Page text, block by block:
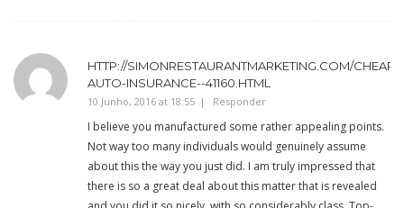
HTTP://SIMONRESTAURANTMARKETING.COM/CHEAP-
AUTO-INSURANCE--41160.HTML
10 Junho, 2016 at 18:55 Responder
I believe you manufactured some rather appealing points.
Not way too many individuals would genuinely assume
about this the way you just did. I am truly impressed that
there is so a great deal about this matter that is revealed